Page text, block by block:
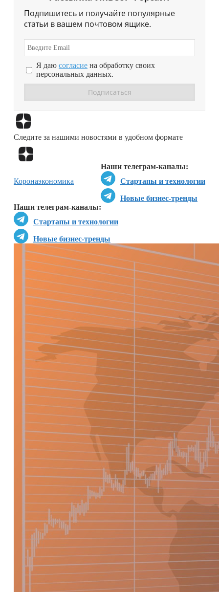
Подпишитесь и получайте популярные
статьи в вашем почтовом ящике.
Я даю согласие на обработку своих
персональных данных.
Следите за нашими новостями в удобном формате
Наши телеграм-каналы:
Стартапы и технологии
Новые бизнес-тренды
Наши телеграм-каналы:
Стартапы и технологии
Новые бизнес-тренды
Коронаэкономика